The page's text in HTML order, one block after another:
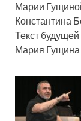
Марии
Константина
Текст
Мария